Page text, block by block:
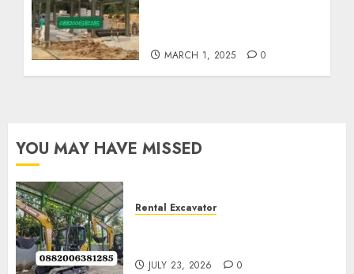
MARCH 1, 2025 0
YOU MAY HAVE MISSED
Rental Excavator
JULY 23, 2026 0